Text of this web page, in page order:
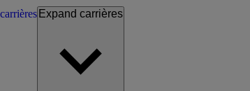
carrières Expand carrières